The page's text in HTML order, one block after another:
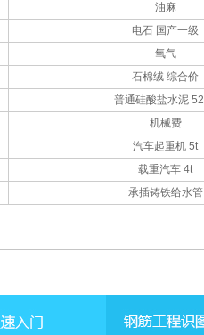
油麻
电石 国产一级
氧气
石棉绒 综合价
普通硅酸盐水泥
机械费
汽车起重机 5t
载重汽车 4t
承插铸铁给水管